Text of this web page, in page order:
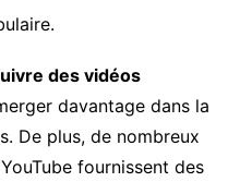
des vidéos
davantage dans la
De plus, de nombreux
fournissent des